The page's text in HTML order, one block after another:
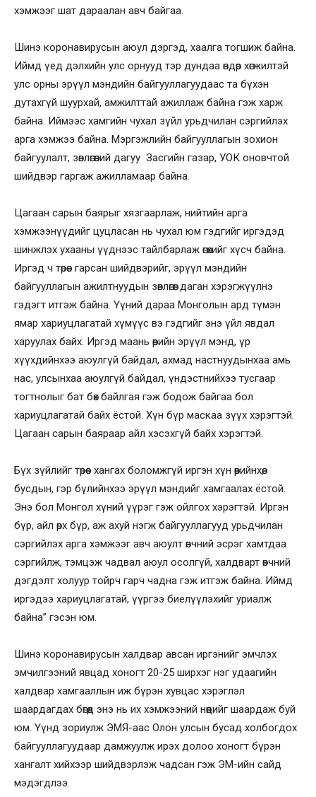
хэмжээг шат дараалан авч байгаа.
Шинэ коронавирусын аюул дэргэд, хаалга тогшиж байна.
Иймд үед дэлхийн улс орнууд тэр дундаа өндөр хөгжилтэй
улс орны эрүүл мэндийн байгууллагуудаас та бүхэн
дутахгүй шуурхай, амжилттай ажиллаж байна гэж харж
байна. Иймээс хамгийн чухал зүйл урьдчилан сэргийлэх
арга хэмжээ байна. Мэргэжлийн байгууллагын зохион
байгуулалт, зөвлөгөөний дагуу Засгийн газар, УОК оновчтой
шийдвэр гаргаж ажилламаар байна.
Цагаан сарын баярыг хязгаарлаж, нийтийн арга
хэмжээнүүдийг цуцласан нь чухал юм гэдгийг иргэдэд
шинжлэх ухааны үүднээс тайлбарлаж өгөхийг хүсч байна.
Иргэд ч төрөөс гарсан шийдвэрийг, эрүүл мэндийн
байгууллагын ажилтнуудын зөвлөгөөг даган хэрэгжүүлнэ
гэдэгт итгэж байна. Үүний дараа Монголын ард түмэн
ямар хариуцлагатай хүмүүс вэ гэдгийг энэ үйл явдал
харуулах байх. Иргэд маань өөрийн эрүүл мэнд, үр
хүүхдийнхээ аюулгүй байдал, ахмад настнуудынхаа амь
нас, улсынхаа аюулгүй байдал, үндэстнийхээ тусгаар
тогтнолыг бат бөх байлгая гэж бодож байгаа бол
хариуцлагатай байх ёстой. Хүн бүр маскаа зүүх хэрэгтэй.
Цагаан сарын баяраар айл хэсэхгүй байх хэрэгтэй.
Бүх зүйлийг төрөөс хангах боломжгүй иргэн хүн өөрийнхөө,
бусдын, гэр бүлийнхээ эрүүл мэндийг хамгаалах ёстой.
Энэ бол Монгол хүний үүрэг гэж ойлгох хэрэгтэй. Иргэн
бүр, айл өрх бүр, аж ахуй нэгж байгууллагууд урьдчилан
сэргийлэх арга хэмжээг авч аюулт өвчний эсрэг хамтдаа
сэргийлж, тэмцэж чадвал аюул осолгүй, халдварт өвчний
дэгдэлт холуур тойрч гарч чадна гэж итгэж байна. Иймд
иргэдээ хариуцлагатай, үүргээ биелүүлэхийг уриалж
байна” гэсэн юм.
Шинэ коронавирусын халдвар авсан иргэнийг эмчлэх
эмчилгээний явцад хоногт 20-25 ширхэг нэг удаагийн
халдвар хамгааллын иж бүрэн хувцас хэрэглэл
шаардагдах бөгөөд энэ нь их хэмжээний нөөцийг шаардаж буй
юм. Үүнд зориулж ЭМЯ-аас Олон улсын бусад холбогдох
байгууллагуудаар дамжуулж ирэх долоо хоногт бүрэн
хангалт хийхээр шийдвэрлэж чадсан гэж ЭМ-ийн сайд
мэдэгдлээ.